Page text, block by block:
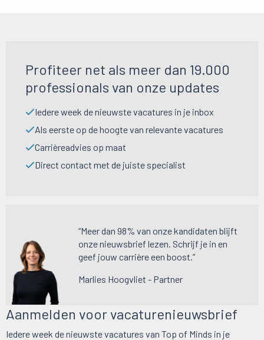
Profiteer net als meer dan 19.000
professionals van onze updates
Iedere week de nieuwste vacatures in je inbox
Als eerste op de hoogte van relevante vacatures
Carrièreadvies op maat
Direct contact met de juiste specialist
“Meer dan 98% van onze kandidaten blijft
onze nieuwsbrief lezen. Schrijf je in en
geef jouw carrière een boost.”
Marlies Hoogvliet - Partner
Aanmelden voor vacaturenieuwsbrief
Iedere week de nieuwste vacatures van Top of Minds in je